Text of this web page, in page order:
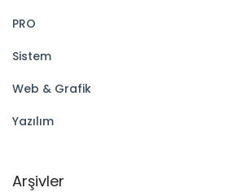
PRO
Sistem
Web & Grafik
Yazılım
Arşivler